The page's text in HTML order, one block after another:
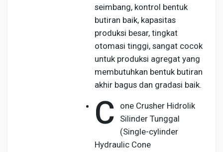
seimbang, kontrol bentuk
butiran baik, kapasitas
produksi besar, tingkat
otomasi tinggi, sangat cocok
untuk produksi agregat yang
membutuhkan bentuk butiran
akhir bagus dan gradasi baik.
C
one Crusher Hidrolik
Silinder Tunggal
(Single-cylinder
Hydraulic Cone